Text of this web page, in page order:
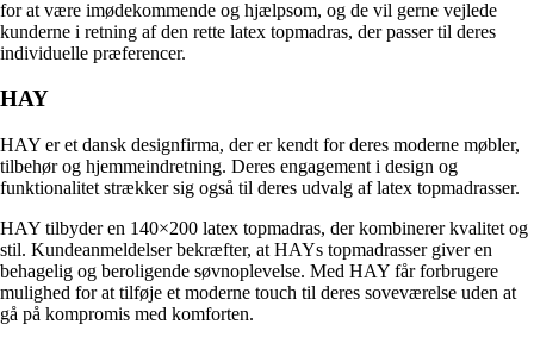
for at være imødekommende og hjælpsom, og de vil gerne vejlede
kunderne i retning af den rette latex topmadras, der passer til deres
individuelle præferencer.
HAY
HAY er et dansk designfirma, der er kendt for deres moderne møbler,
tilbehør og hjemmeindretning. Deres engagement i design og
funktionalitet strækker sig også til deres udvalg af latex topmadrasser.
HAY tilbyder en 140×200 latex topmadras, der kombinerer kvalitet og
stil. Kundeanmeldelser bekræfter, at HAYs topmadrasser giver en
behagelig og beroligende søvnoplevelse. Med HAY får forbrugere
mulighed for at tilføje et moderne touch til deres soveværelse uden at
gå på kompromis med komforten.